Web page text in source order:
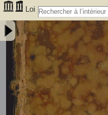
Loi
fondamentale du Royaume
présenté au roi par la
édition, revue avec soin, et